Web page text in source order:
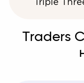
Triple
Traders